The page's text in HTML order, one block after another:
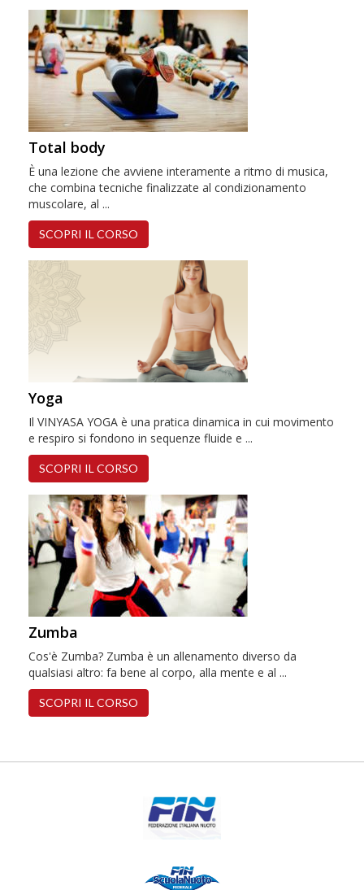
Total body
È una lezione che avviene interamente a ritmo di musica,
che combina tecniche finalizzate al condizionamento
muscolare, al ...
SCOPRI IL CORSO
Yoga
Il VINYASA YOGA è una pratica dinamica in cui movimento
e respiro si fondono in sequenze fluide e ...
SCOPRI IL CORSO
Zumba
Cos'è Zumba? Zumba è un allenamento diverso da
qualsiasi altro: fa bene al corpo, alla mente e al ...
SCOPRI IL CORSO